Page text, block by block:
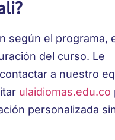
según el programa,
del curso. Le
a nuestro
ulaidiomas.edu.co
personalizada